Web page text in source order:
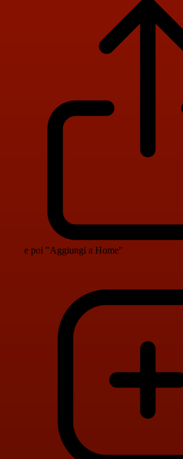
e poi "Aggiungi a Home"